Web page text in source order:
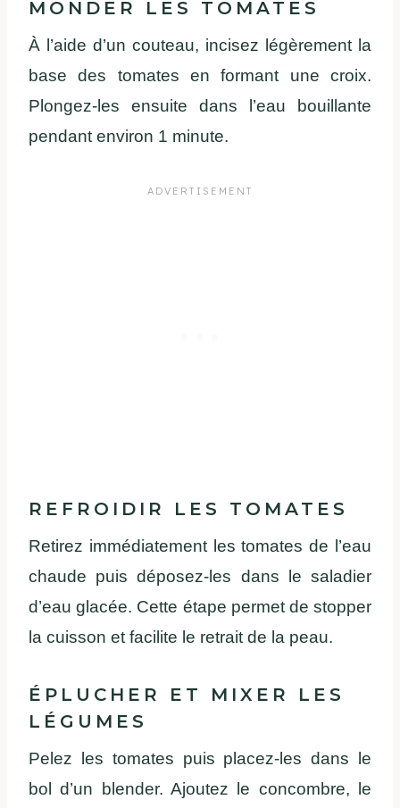
MONDER LES TOMATES
À l’aide d’un couteau, incisez légèrement la
base des tomates en formant une croix.
Plongez-les ensuite dans l’eau bouillante
pendant environ 1 minute.
REFROIDIR LES TOMATES
Retirez immédiatement les tomates de l’eau
chaude puis déposez-les dans le saladier
d’eau glacée. Cette étape permet de stopper
la cuisson et facilite le retrait de la peau.
ÉPLUCHER ET MIXER LES
LÉGUMES
Pelez les tomates puis placez-les dans le
bol d’un blender. Ajoutez le concombre, le